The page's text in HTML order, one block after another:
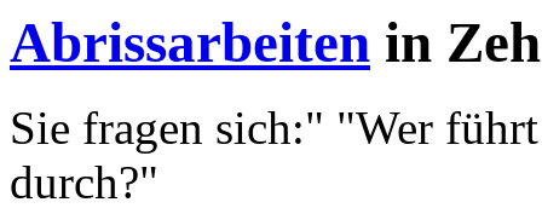
Abrissarbeiten in
Sie fragen sich:" "Wer
durch?"